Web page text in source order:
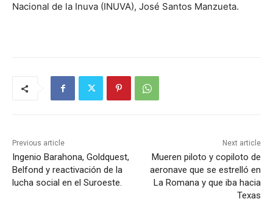
Nacional de la Inuva (INUVA), José Santos Manzueta.
Previous article
Ingenio Barahona, Goldquest,
Belfond y reactivación de la
lucha social en el Suroeste.
Next article
Mueren piloto y copiloto de
aeronave que se estrelló en
La Romana y que iba hacia
Texas